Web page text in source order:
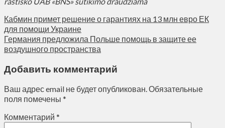
Кабмин примет решение о гарантиях на 13 млн евро ЕК
для помощи Украине
Германия предложила Польше помощь в защите ее
воздушного пространства
Добавить комментарий
Ваш адрес email не будет опубликован.Обязательные
поля помечены *
Комментарий *